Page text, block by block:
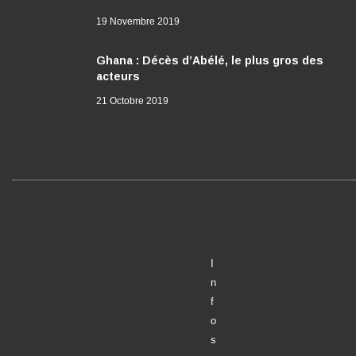
19 Novembre 2019
Ghana : Décès d’Abélé, le plus gros des
acteurs
21 Octobre 2019
n
f
o
s